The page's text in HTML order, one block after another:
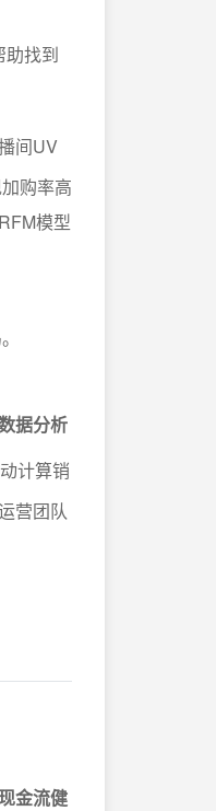
助找到
间UV
购率高
模型
据分析
计算销
营团队
金流健